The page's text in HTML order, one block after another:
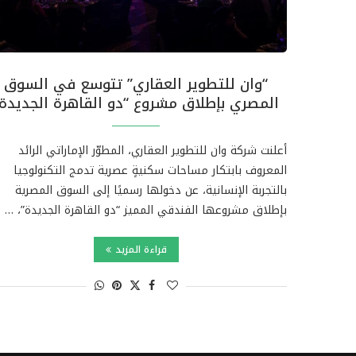
“وان للتطوير العقاري” تتوسع في السوق
المصري بإطلاق مشروع “دو القاهرة
أعلنت شركة وان للتطوير العقاري، المطوّر الإماراتي الرائد
المعروف بابتكار مساحات سكنيةٍ عصرية تدمج التكنولوجيا
بالتجربة الإنسانية، عن دخولها رسميًا إلى السوق المصرية
بإطلاق مشروعها الفندقي المميز “دو القاهرة الجديدة”، …
قراءة المزيد